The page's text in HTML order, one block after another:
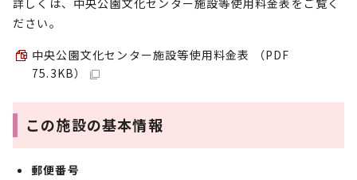
詳しくは、中央公園文化センター施設等使用料金表をご覧く
ださい。
中央公園文化センター施設等使用料金表 （PDF
75.3KB）
この施設の基本情報
郵便番号